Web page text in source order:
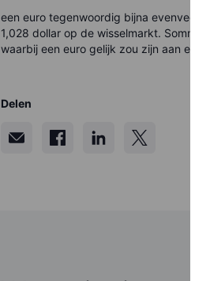
een euro tegenwoordig bijna evenveel
1,028 dollar op de wisselmarkt.
waarbij een euro gelijk zou zijn aan een
Delen